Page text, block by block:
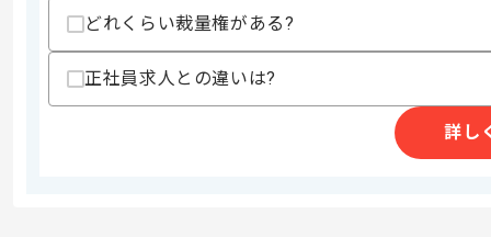
商談回数
募集人数
1人
2026/07/01
どれくらい裁量権がある?
正社員求人との違いは?
詳し